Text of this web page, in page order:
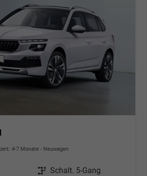
4-7 Monate Neuwagen
Getriebe Schalt. 5-Gang